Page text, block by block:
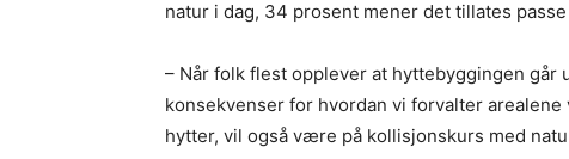
natur i dag, 34 prosent mener det tillates
– Når folk flest opplever at hyttebyggingen går
konsekvenser for hvordan vi forvalter
hytter, vil også være på kollisjonskurs med